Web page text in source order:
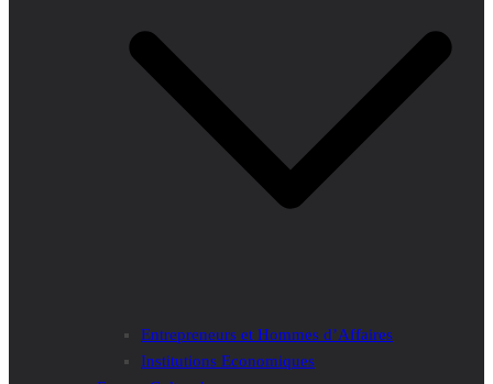
Entrepreneurs et Hommes d’Affaires
Institutions Economiques